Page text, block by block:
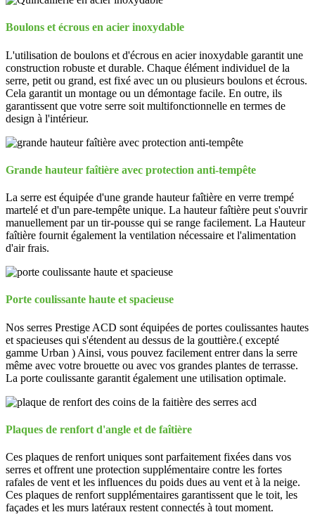
Boulons et écrous en acier inoxydable
L'utilisation de boulons et d'écrous en acier inoxydable garantit une
construction robuste et durable. Chaque élément individuel de la
serre, petit ou grand, est fixé avec un ou plusieurs boulons et écrous.
Cela garantit un montage ou un démontage facile. En outre, ils
garantissent que votre serre soit multifonctionnelle en termes de
design à l'intérieur.
Grande hauteur faîtière avec protection anti-tempête
La serre est équipée d'une grande hauteur faîtière en verre trempé
martelé et d'un pare-tempête unique. La hauteur faîtière peut s'ouvrir
manuellement par un tir-pousse qui se range facilement. La Hauteur
faîtière fournit également la ventilation nécessaire et l'alimentation
d'air frais.
Porte coulissante haute et spacieuse
Nos serres Prestige ACD sont équipées de portes coulissantes hautes
et spacieuses qui s'étendent au dessus de la gouttière.( excepté
gamme Urban ) Ainsi, vous pouvez facilement entrer dans la serre
même avec votre brouette ou avec vos grandes plantes de terrasse.
La porte coulissante garantit également une utilisation optimale.
Plaques de renfort d'angle et de faîtière
Ces plaques de renfort uniques sont parfaitement fixées dans vos
serres et offrent une protection supplémentaire contre les fortes
rafales de vent et les influences du poids dues au vent et à la neige.
Ces plaques de renfort supplémentaires garantissent que le toit, les
façades et les murs latéraux restent connectés à tout moment.